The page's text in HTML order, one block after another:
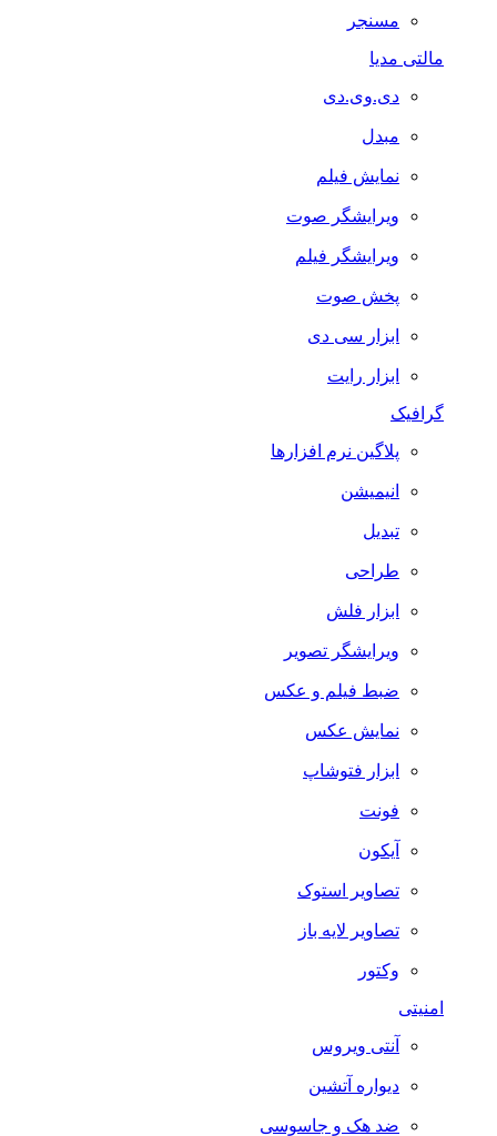
مسنجر
مالتی مدیا
دی.وی.دی
مبدل
نمایش فیلم
ویرایشگر صوت
ویرایشگر فیلم
پخش صوت
ابزار سی دی
ابزار رایت
گرافیک
پلاگین نرم افزارها
انیمیشن
تبدیل
طراحی
ابزار فلش
ویرایشگر تصویر
ضبط فيلم و عكس
نمایش عکس
ابزار فتوشاپ
فونت
آیکون
تصاویر استوک
تصاویر لایه باز
وکتور
امنیتی
آنتی ویروس
دیواره آتشین
ضد هک و جاسوسی